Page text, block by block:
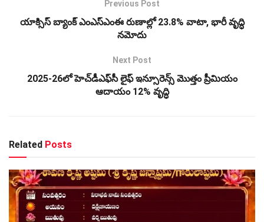
Previous Post
యాక్సిస్‌ బ్యాంక్‌ ఎంఎస్‌ఎంఈ రుణాల్లో 23.8% వాటా, భారీ వృద్ధి
నమోదు
Next Post
2025-26లో హెచ్‌డీఎఫ్‌సీ లైఫ్ ఇన్సూరెన్స్ మొత్తం ప్రీమియం
ఆదాయం 12% వృద్ధి
Related Posts